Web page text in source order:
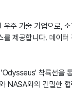
우주 기술 기업으로,
제공합니다. 데이
착륙선을
NASA와의 긴밀한